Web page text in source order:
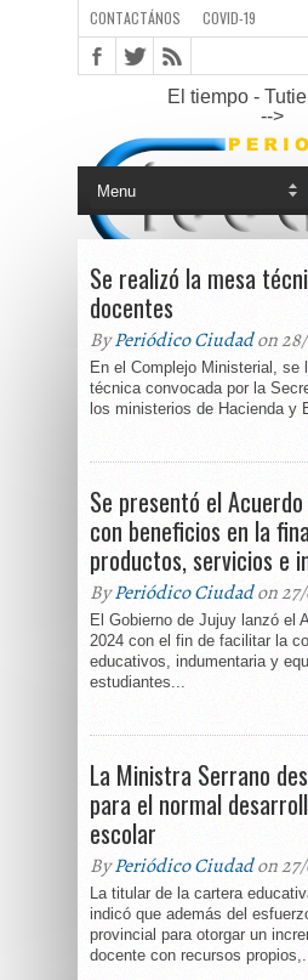
CONTACTÁNOS COVID-19
El tiempo -
-->
Se realizó la mesa
docentes
ByPeriódico Ciudadon
En el Complejo Ministerial, se
técnica convocada por la
los ministerios de Hacienda y
Se presentó el
con beneficios en la
productos, servicios e
ByPeriódico Ciudadon
El Gobierno de Jujuy lanzó el
2024 con el fin de facilitar la
educativos, indumentaria y
estudiantes...
La Ministra Serrano
para el normal
escolar
ByPeriódico Ciudadon
La titular de la cartera
indicó que además del
provincial para otorgar un
docente con recursos